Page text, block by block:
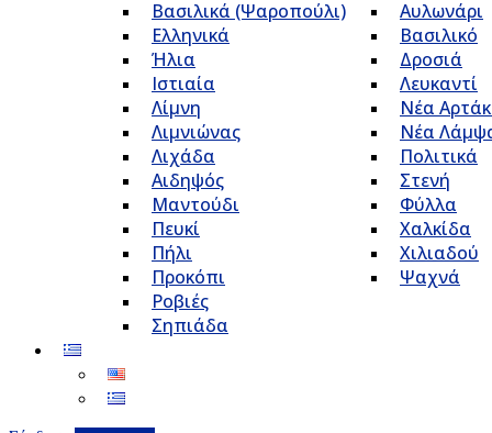
Βασιλικά (Ψαροπούλι)
Ελληνικά
Ήλια
Ιστιαία
Λίμνη
Λιμνιώνας
Λιχάδα
Αιδηψός
Μαντούδι
Πευκί
Πήλι
Προκόπι
Ροβιές
Σηπιάδα
Αυλωνάρι
Βασιλικό
Δροσιά
Λευκαντί
Νέα
Νέα
Πολιτικά
Στενή
Φύλλα
Χαλκίδα
Χιλιαδού
Ψαχνά